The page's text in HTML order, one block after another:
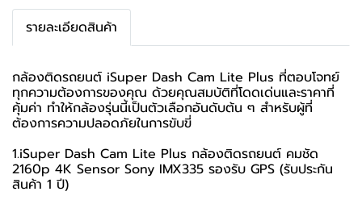
รายละเอียดสินค้า
กล้องติดรถยนต์ iSuper Dash Cam Lite Plus ที่ตอบโจทย์
ทุกความต้องการของคุณ ด้วยคุณสมบัติที่โดดเด่นและราคาที่
คุ้มค่า ทำให้กล้องรุ่นนี้เป็นตัวเลือกอันดับต้น ๆ สำหรับผู้ที่
ต้องการความปลอดภัยในการขับขี่
1.iSuper Dash Cam Lite Plus กล้องติดรถยนต์ คมชัด
2160p 4K Sensor Sony IMX335 รองรับ GPS (รับประกัน
สินค้า 1 ปี)